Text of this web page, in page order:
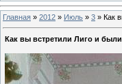
Главная » 2012 » Июль » 3 » Как
Как вы встретили Лиго и